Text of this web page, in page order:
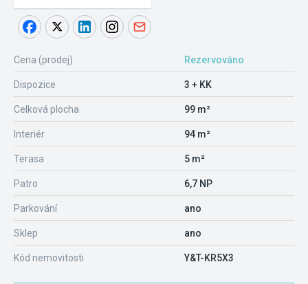
Cena (prodej) Rezervováno
Dispozice 3 + KK
Celková plocha 99 m²
Interiér 94 m²
Terasa 5 m²
Patro 6,7 NP
Parkování ano
Sklep ano
Kód nemovitosti Y&T-KR5X3